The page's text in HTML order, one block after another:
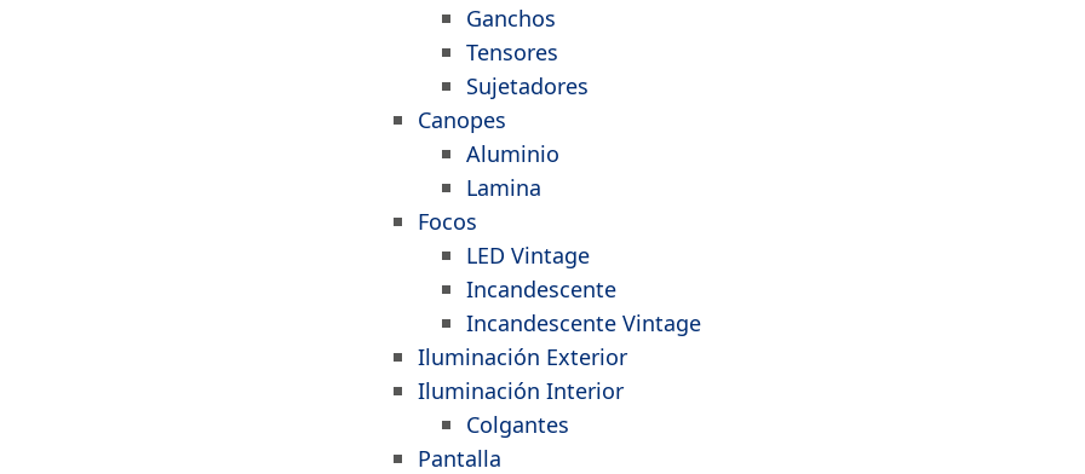
Ganchos
Tensores
Sujetadores
Canopes
Aluminio
Lamina
Focos
LED Vintage
Incandescente
Incandescente Vintage
Iluminación Exterior
Iluminación Interior
Colgantes
Pantalla